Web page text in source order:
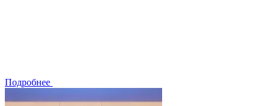
Подробнее